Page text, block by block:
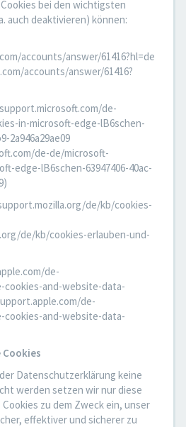
bei den wichtigsten
auch deaktivieren) können:
accounts/answer/61416?hl=de
accounts/answer/61416?
de-
in-microsoft-edge-lB6schen-
2a946a29ae09
de-de/microsoft-
edge-lB6schen-63947406-40ac-
de/kb/cookies-
de/kb/cookies-erlauben-und-
de-
cookies-and-website-data-
de-
cookies-and-website-data-
Datenschutzerklärung keine
werden setzen wir nur diese
zu dem Zweck ein, unser
effektiver und sicherer zu